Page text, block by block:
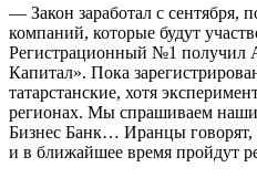
— Закон заработал с сентября,
компаний, которые будут
Регистрационный №1
Капитал». Пока
татарстанские, хотя
регионах. Мы спрашиваем
Бизнес Банк… Иранцы говорят,
и в ближайшее время пройдут